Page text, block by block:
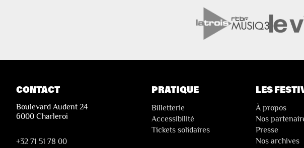
CONTACT
Boulevard Audent 24
6000 Charleroi
+32 71 51 78 00
PRATIQUE
Billetterie
Accessibilité
Tickets solidaires
LES
À propos
Nos
Presse
Nos archives